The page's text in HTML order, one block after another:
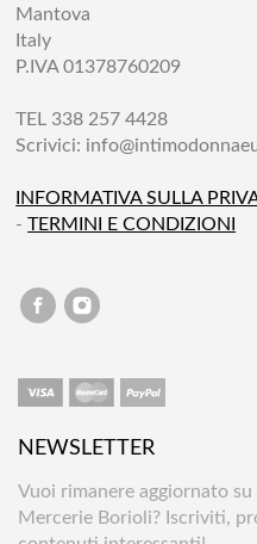
Mantova
Italy
P.IVA 01378760209
TEL 338 257 4428
Scrivici:
INFORMATIVA SULLA
-TERMINI E CONDIZIONI
NEWSLETTER
Vuoi rimanere aggiornato
Mercerie Borioli? Iscriviti,